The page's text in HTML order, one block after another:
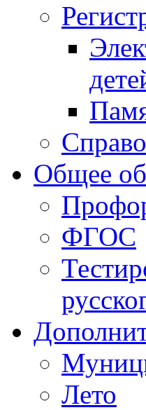
Общее
ФГОС
Лето